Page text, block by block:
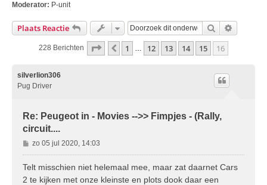
Moderator: P-unit
Plaats Reactie Zoek
228 Berichten Pagina 16Van
Vorige
1 … 12 13 14 15 16
silverlion306
Pug Driver
Re: Peugeot in - Movies -->> Fimpjes - (Rally,
circuit....
B
e
r
zo 05 jul 2020, 14:03
Telt misschien niet helemaal mee, maar zat daarnet Cars
2 te kijken met onze kleinste en plots dook daar een